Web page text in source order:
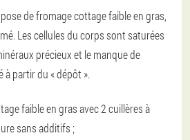
de fromage cottage faible en gras,
Les cellules du corps sont saturées
précieux et le manque de
partir du « dépôt ».
faible en gras avec 2 cuillères à
sans additifs ;